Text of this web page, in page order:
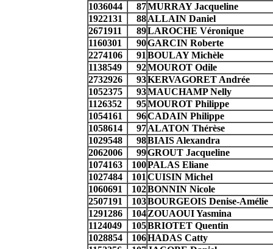
1036044
87MURRAY Jacqueline
1922131
88 ALLAIN Daniel
2671911
89LAROCHE Véronique
1160301
90GARCIN Roberte
2274106
91 BOULAY Michèle
1138549
92MOUROT Odile
2732926
93KERVAGORET Andrée
1052375
93MAUCHAMP Nelly
1126352
95MOUROT Philippe
1054161
96CADAIN Philippe
1058614
97 ALATON Thérèse
1029548
98BIAIS Alexandra
2062006
99GROUT Jacqueline
1074163
100PALAS Eliane
1027484
101 CUISIN Michel
1060691
102BONNIN Nicole
2507191
103BOURGEOIS Denise-Amélie
1291286
104 ZOUAOUI Yasmina
1124049
105BRIOTET Quentin
1028854
106HADAS Catty